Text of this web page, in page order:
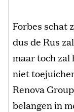
Forbes schat
dus de Rus
maar toch zal
niet
Renova
belangen in